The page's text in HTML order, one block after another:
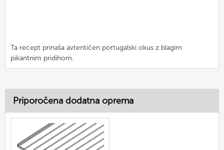
Ta recept prinaša avtentičen portugalski okus z blagim
pikantnim pridihom.
Priporočena dodatna oprema